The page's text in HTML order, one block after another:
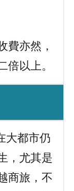
費亦然，
倍以上。
大都市仍
，尤其是
商旅，不